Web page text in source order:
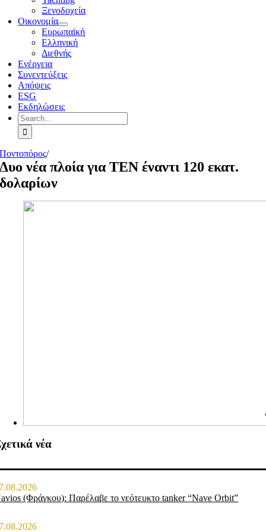
Ξενοδοχεία
Οικονομία
Ευρωπαϊκή
Ελληνική
Διεθνής
Ενέργεια
Συνεντεύξεις
Απόψεις
ESG
Εκδηλώσεις
Search
for:
Ποντοπόρος/
Δυο νέα πλοία για ΤΕΝ έναντι 120 εκατ.
δολαρίων
νέα
(Φράγκου): Παρέλαβε το νεότευκτο tanker “Nave Orbit”